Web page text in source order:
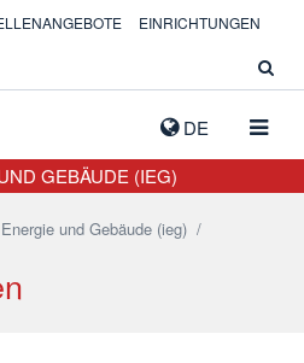
DE
EINRICHTUNGEN
GEBÄUDE (IEG)
und Gebäude (ieg) /